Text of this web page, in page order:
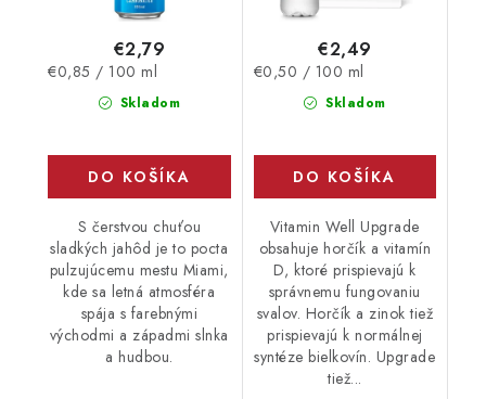
Skladom
€2,79
Jednotková
€0,85 / 100 ml
DO KOŠÍKA
S čerstvou chuťou
sladkých jahôd je to pocta
pulzujúcemu mestu Miami,
kde sa letná atmosféra
spája s farebnými
východmi a západmi slnka
a hudbou.
Skladom
€2,49
Jednotková
€0,50 / 100 ml
DO KOŠÍKA
Vitamin Well Upgrade
obsahuje horčík a vitamín
D, ktoré prispievajú k
správnemu fungovaniu
svalov. Horčík a zinok tiež
prispievajú k normálnej
syntéze bielkovín. Upgrade
tiež...